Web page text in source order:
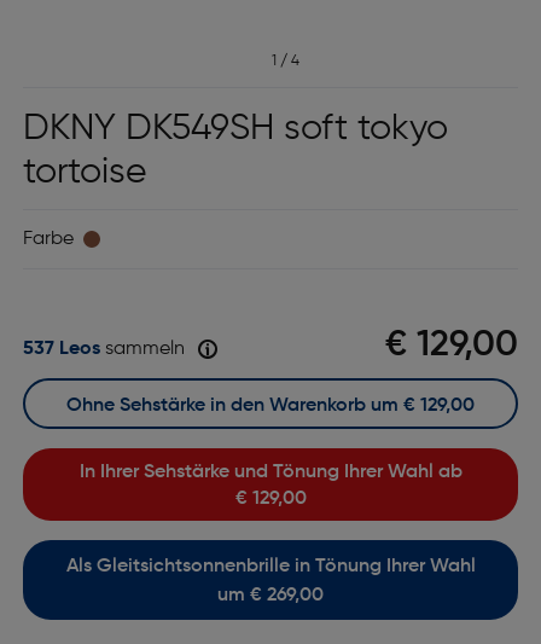
1 / 4
DKNY DK549SH soft tokyo
tortoise
Farbe
€ 129,00
537 Leossammeln
Als Gleitsichtsonnenbrille in Tönung Ihrer Wahl
um € 269,00
In Ihrer Sehstärke und Tönung Ihrer Wahl ab
€ 129,00
Ohne Sehstärke in den Warenkorb um € 129,00